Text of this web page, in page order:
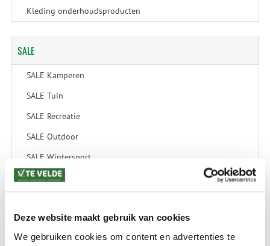
Deze website maakt gebruik van cookies
We gebruiken cookies om content en advertenties te
Kleding onderhoudsproducten
SALE
SALE Kamperen
SALE Tuin
SALE Recreatie
SALE Outdoor
SALE Wintersport
SALE Schaatsen
GEEN VERZENDKOSTEN BOVEN € 175,-